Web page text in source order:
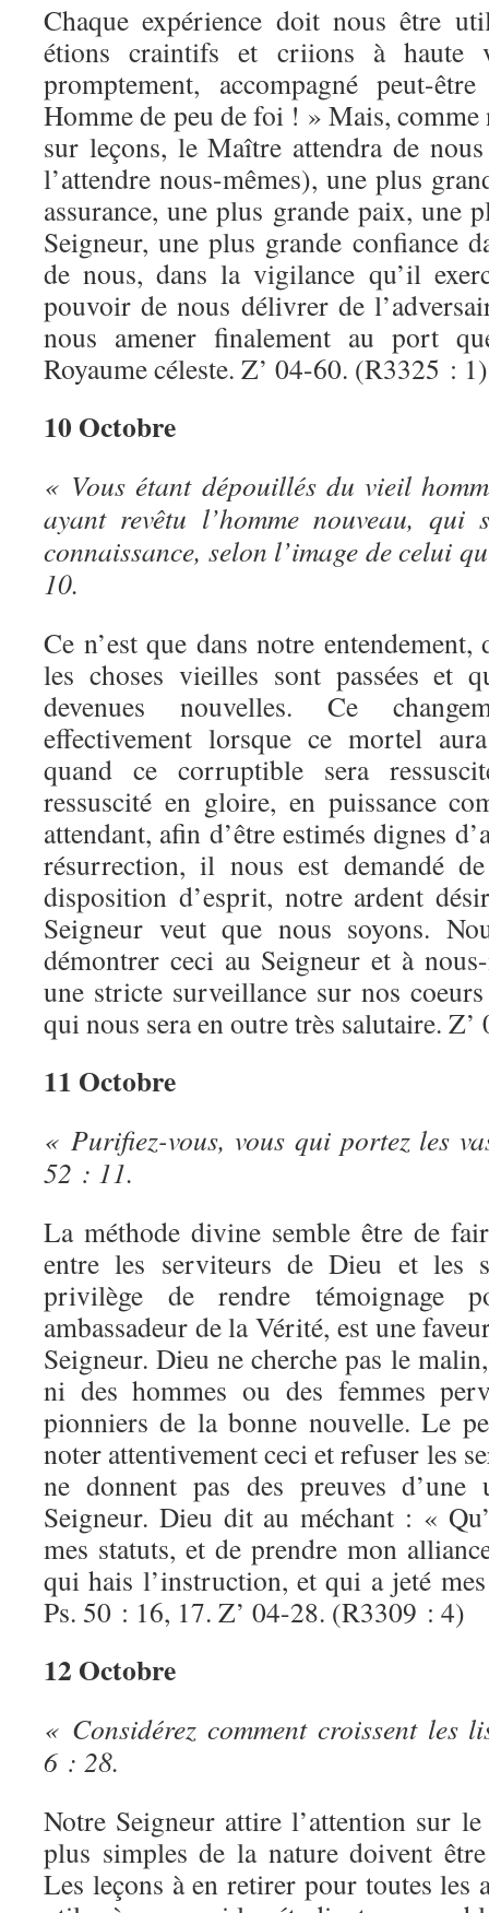
Chaque expérience doit nous être
étions craintifs et criions à haute
promptement, accompagné peut-
Homme de peu de foi ! » Mais, comme
sur leçons, le Maître attendra de
l’attendre nous-mêmes), une plus
assurance, une plus grande paix, une
Seigneur, une plus grande confiance
de nous, dans la vigilance qu’il
pouvoir de nous délivrer de
nous amener finalement au port
Royaume céleste. Z’ 04-60. (R3325 : 1)
10 Octobre
« Vous étant dépouillés du vieil
ayant revêtu l’homme nouveau, qui
connaissance, selon l’image de celui
10.
Ce n’est que dans notre
les choses vieilles sont passées et
devenues nouvelles. Ce
effectivement lorsque ce mortel
quand ce corruptible sera
ressuscité en gloire, en puissance
attendant, afin d’être estimés dignes
résurrection, il nous est demandé
disposition d’esprit, notre ardent
Seigneur veut que nous soyons.
démontrer ceci au Seigneur et à
une stricte surveillance sur nos
qui nous sera en outre très salutaire.
11 Octobre
« Purifiez-vous, vous qui portez les
52 : 11.
La méthode divine semble être de
entre les serviteurs de Dieu et les
privilège de rendre témoignage
ambassadeur de la Vérité, est une
Seigneur. Dieu ne cherche pas le
ni des hommes ou des femmes
pionniers de la bonne nouvelle. Le
noter attentivement ceci et refuser les
ne donnent pas des preuves d’une
Seigneur. Dieu dit au méchant : «
mes statuts, et de prendre mon
qui hais l’instruction, et qui a jeté
Ps. 50 : 16, 17. Z’ 04-28. (R3309 : 4)
12 Octobre
« Considérez comment croissent les
6 : 28.
Notre Seigneur attire l’attention sur
plus simples de la nature doivent être
Les leçons à en retirer pour toutes les